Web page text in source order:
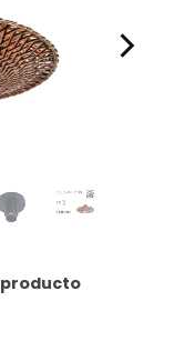
producto